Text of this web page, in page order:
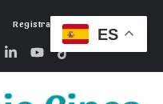
Registrarse
ES